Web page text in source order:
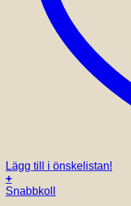
Lägg till i önskelistan!
+
Snabbkoll